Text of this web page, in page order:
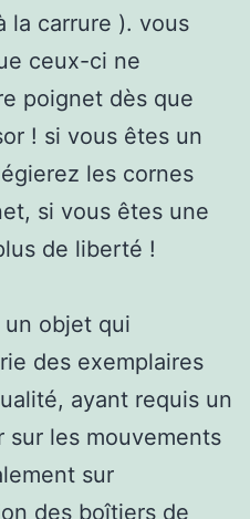
la carrure ). vous
ceux-ci ne
poignet dès que
! si vous êtes un
les cornes
si vous êtes une
de liberté !
objet qui
des exemplaires
ayant requis un
sur les mouvements
sur
des boîtiers de